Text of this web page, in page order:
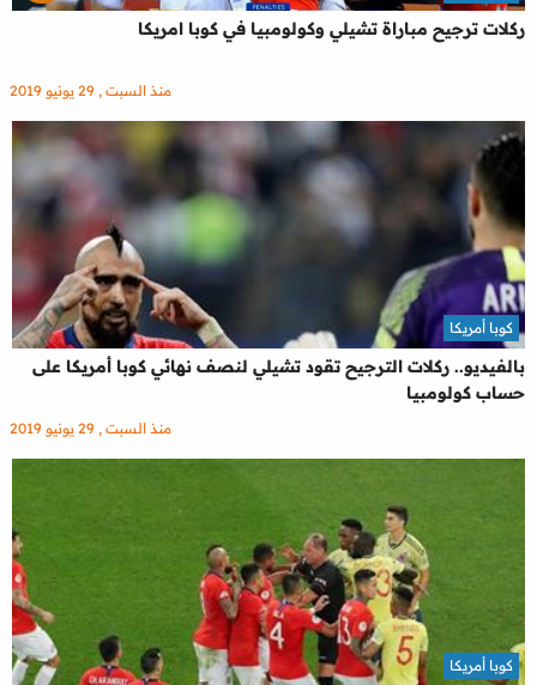
ركلات ترجيح مباراة تشيلي وكولومبيا في كوبا امريكا
منذ السبت , 29 يونيو 2019
بالفيديو.. ركلات الترجيح تقود تشيلي لنصف نهائي كوبا أمريكا على
حساب كولومبيا
كوبا أمريكا
منذ السبت , 29 يونيو 2019
كوبا أمريكا